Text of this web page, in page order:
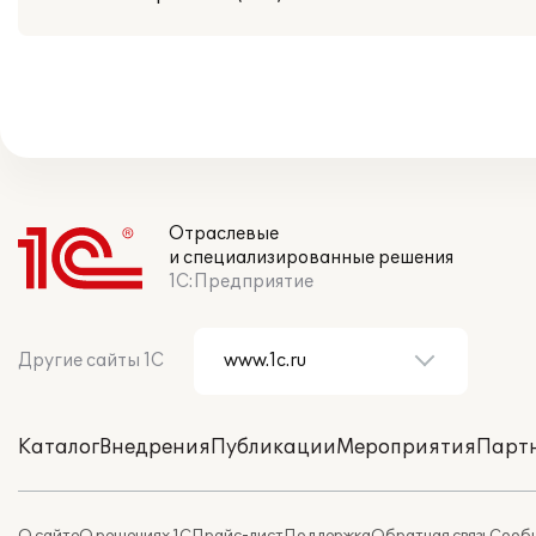
Отраслевые
и специализированные решения
1С:Предприятие
Другие сайты 1С
КаталогВнедренияПубликацииМероприятия